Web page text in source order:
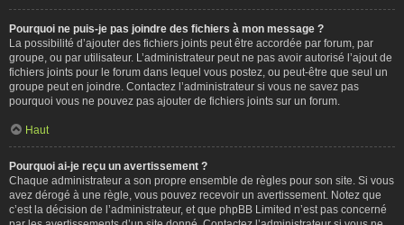
Pourquoi ne puis-je pas joindre des fichiers à mon message ?
La possibilité d’ajouter des fichiers joints peut être accordée par forum, par
groupe, ou par utilisateur. L’administrateur peut ne pas avoir autorisé l’ajout de
fichiers joints pour le forum dans lequel vous postez, ou peut-être que seul un
groupe peut en joindre. Contactez l’administrateur si vous ne savez pas
pourquoi vous ne pouvez pas ajouter de fichiers joints sur un forum.
Haut
Pourquoi ai-je reçu un avertissement ?
Chaque administrateur a son propre ensemble de règles pour son site. Si vous
avez dérogé à une règle, vous pouvez recevoir un avertissement. Notez que
c’est la décision de l’administrateur, et que phpBB Limited n’est pas concerné